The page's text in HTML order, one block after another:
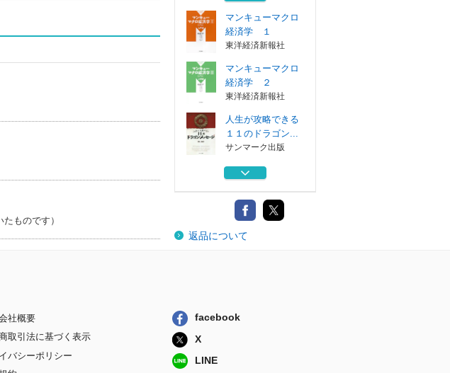
ものです）
マンキューマクロ
経済学 １
東洋経済新報社
マンキューマクロ
経済学 ２
東洋経済新報社
人生が攻略できる
１１のドラゴン...
サンマーク出版
現代社会と経済倫
有斐閣
願いがかなう・目
標が実現する「...
マンキューマクロ
返品について
社概要
取引法に基づく表示
バシーポリシー
facebook
X
LINE